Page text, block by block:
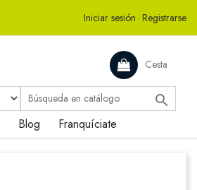
Iniciar sesión · Registrarse
Cesta

Blog Franquíciate